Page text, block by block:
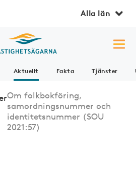
Alla län
Aktuellt Fakta Tjänster
Om folkbokföring,
samordningsnummer och
identitetsnummer (SOU
2021:57)